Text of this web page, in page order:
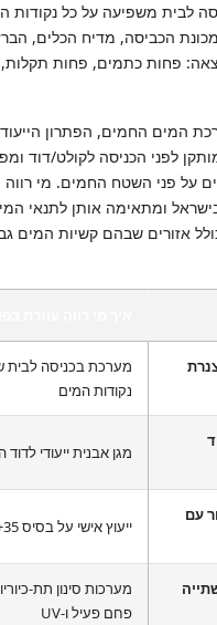
לבית משפיעה על כל נקודות
הכביסה, מדיח הכלים,
פחות כתמים, פחות
המים החמים, הפתרון
לפני הכניסה לקולט/דוד
על פני השטח החמים. מי
ומתאימה אותן לתנאי
אזורים שבהם קשיות המים
מערכת בכניסה
נקודות המים
מגן אבנית ייעודי
עם
ייעוץ אישי על בסיס 35+ שנות ניסיון בשוק הישראלי
מערכות סינון תת-
פחם פעיל ו-UV